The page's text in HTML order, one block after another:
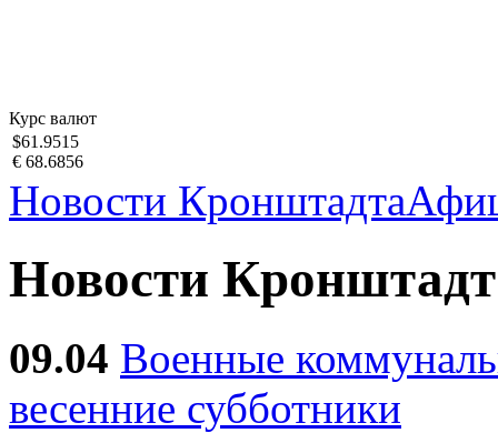
Курс валют
$61.9515
€ 68.6856
Новости Кронштадта
Новости
09.04 Военные
весенние субботники